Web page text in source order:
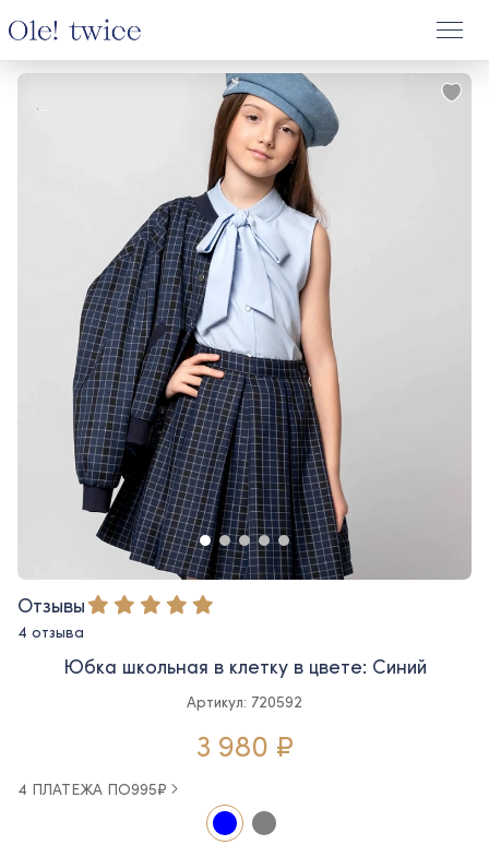
Отзывы
4 отзыва
Юбка школьная в клетку в цвете: Синий
Артикул: 720592
3 980 ₽
4 ПЛАТЕЖА ПО995₽